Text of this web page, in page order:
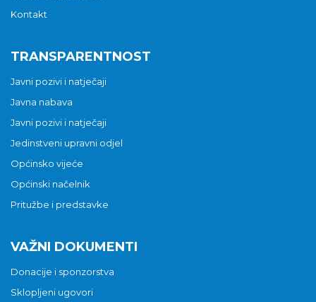
Kontakt
TRANSPARENTNOST
Javni pozivi i natječaji
Javna nabava
Javni pozivi i natječaji
Jedinstveni upravni odjel
Općinsko vijeće
Općinski načelnik
Pritužbe i predstavke
VAŽNI DOKUMENTI
Donacije i sponzorstva
Sklopljeni ugovori